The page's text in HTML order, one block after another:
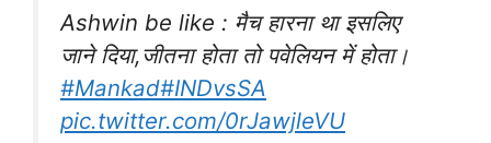
Ashwin be like : मैच हारना था इसलिए
जाने दिया,जीतना होता तो पवेलियन में होता।
#Mankad#INDvsSA
pic.twitter.com/0rJawjleVU